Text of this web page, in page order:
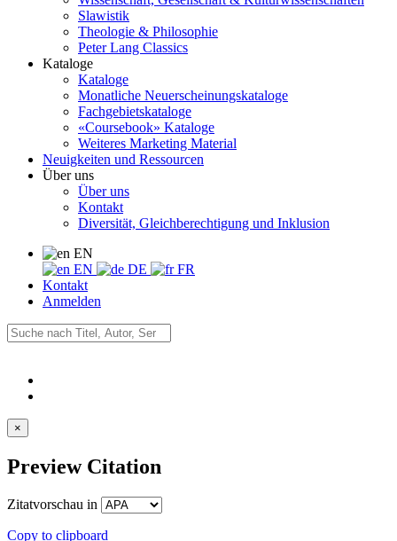
Slawistik
Theologie & Philosophie
Peter Lang Classics
Kataloge
Kataloge
Monatliche Neuerscheinungskataloge
Fachgebietskataloge
«Coursebook» Kataloge
Weiteres Marketing Material
Neuigkeiten und Ressourcen
Über uns
Über uns
Kontakt
Diversität, Gleichberechtigung und Inklusion
EN
EN
DE
FR
Kontakt
Anmelden
×
Preview Citation
Zitatvorschau in
Copy to clipboard